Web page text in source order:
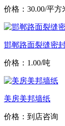
价格：30.00/平方
邯郸路面裂缝密
价格：1.00/吨
美房美邦墙纸
价格：到店咨询